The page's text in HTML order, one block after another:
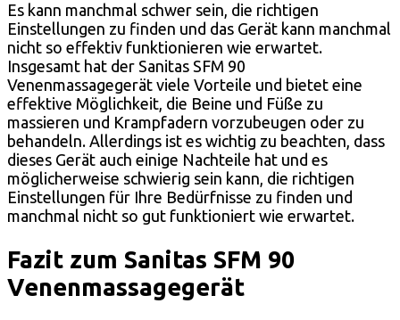
Es kann manchmal schwer sein, die richtigen
Einstellungen zu finden und das Gerät kann manchmal
nicht so effektiv funktionieren wie erwartet.
Insgesamt hat der Sanitas SFM 90
Venenmassagegerät viele Vorteile und bietet eine
effektive Möglichkeit, die Beine und Füße zu
massieren und Krampfadern vorzubeugen oder zu
behandeln. Allerdings ist es wichtig zu beachten, dass
dieses Gerät auch einige Nachteile hat und es
möglicherweise schwierig sein kann, die richtigen
Einstellungen für Ihre Bedürfnisse zu finden und
manchmal nicht so gut funktioniert wie erwartet.
Fazit zum Sanitas SFM 90
Venenmassagegerät